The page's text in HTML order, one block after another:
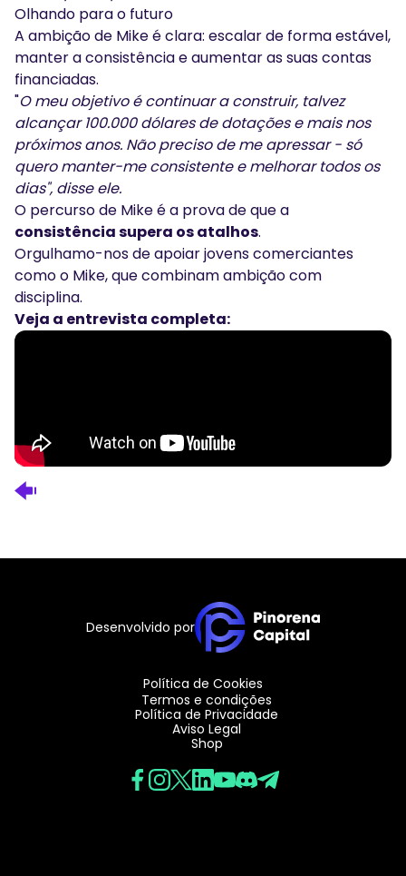
Olhando para o futuro
A ambição de Mike é clara: escalar de forma estável,
manter a consistência e aumentar as suas contas
financiadas.
"O meu objetivo é continuar a construir, talvez
alcançar 100.000 dólares de dotações e mais nos
próximos anos. Não preciso de me apressar - só
quero manter-me consistente e melhorar todos os
dias", disse ele.
O percurso de Mike é a prova de que a
consistência supera os atalhos.
Orgulhamo-nos de apoiar jovens comerciantes
como o Mike, que combinam ambição com
disciplina.
Veja a entrevista completa:
Desenvolvido por
Política de Cookies
Termos e condições
Política de Privacidade
Aviso Legal
Shop